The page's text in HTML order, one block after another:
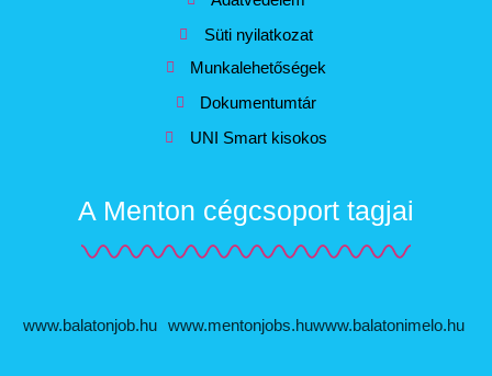
A Menton cégcsoport tagjai
www.balatonjob.hu www.mentonjobs.huwww.balatonimelo.hu
Süti nyilatkozat
Munkalehetőségek
Dokumentumtár
UNI Smart kisokos